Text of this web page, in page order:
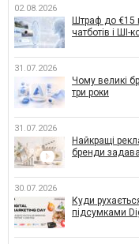
02.08.2026
Штраф до €15
чатботів і ШІ-
31.07.2026
Чому великі
три роки
31.07.2026
Найкращі
бренди
30.07.2026
Куди
підсумками